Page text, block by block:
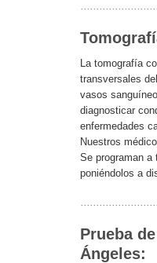
La tomografía
transversales
vasos
diagnosticar
enfermedades
Nuestros
Se programan
poniéndolos a
Prueba
Ángeles: